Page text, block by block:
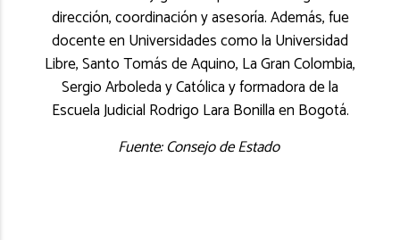
dirección, coordinación y asesoría. Además, fue
docente en Universidades como la Universidad
Libre, Santo Tomás de Aquino, La Gran Colombia,
Sergio Arboleda y Católica y formadora de la
Escuela Judicial Rodrigo Lara Bonilla en Bogotá.
Fuente: Consejo de Estado